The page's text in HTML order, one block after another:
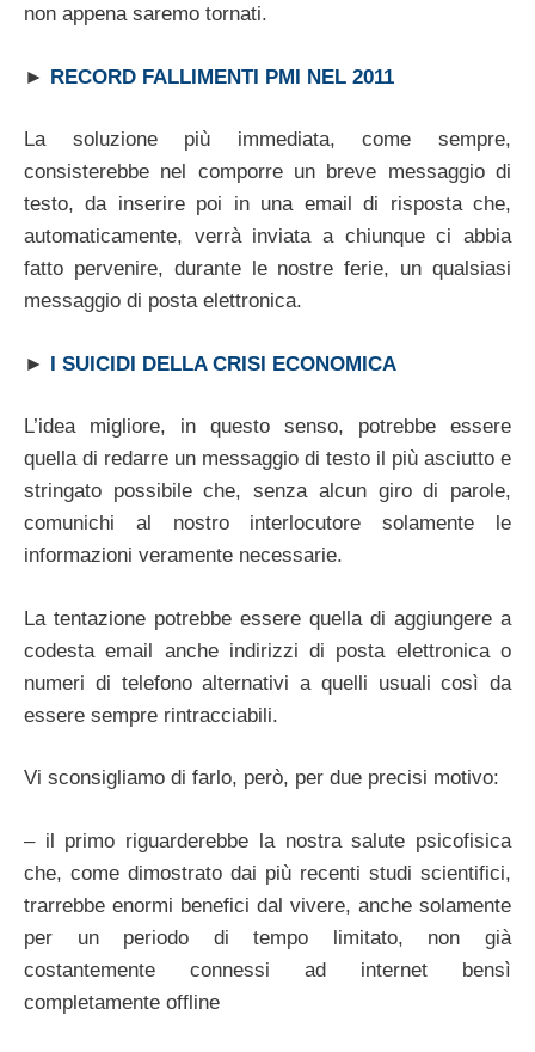
non appena saremo tornati.
► RECORD FALLIMENTI PMI NEL 2011
La soluzione più immediata, come sempre,
consisterebbe nel comporre un breve messaggio di
testo, da inserire poi in una email di risposta che,
automaticamente, verrà inviata a chiunque ci abbia
fatto pervenire, durante le nostre ferie, un qualsiasi
messaggio di posta elettronica.
► I SUICIDI DELLA CRISI ECONOMICA
L’idea migliore, in questo senso, potrebbe essere
quella di redarre un messaggio di testo il più asciutto e
stringato possibile che, senza alcun giro di parole,
comunichi al nostro interlocutore solamente le
informazioni veramente necessarie.
La tentazione potrebbe essere quella di aggiungere a
codesta email anche indirizzi di posta elettronica o
numeri di telefono alternativi a quelli usuali così da
essere sempre rintracciabili.
Vi sconsigliamo di farlo, però, per due precisi motivo:
– il primo riguarderebbe la nostra salute psicofisica
che, come dimostrato dai più recenti studi scientifici,
trarrebbe enormi benefici dal vivere, anche solamente
per un periodo di tempo limitato, non già
costantemente connessi ad internet bensì
completamente offline